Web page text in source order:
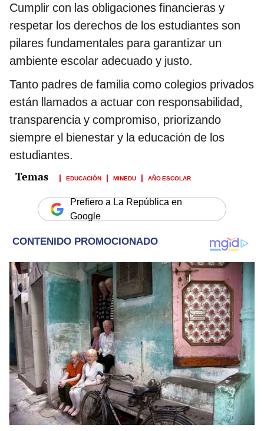
Cumplir con las obligaciones financieras y
respetar los derechos de los estudiantes son
pilares fundamentales para garantizar un
ambiente escolar adecuado y justo.
Tanto padres de familia como colegios privados
están llamados a actuar con responsabilidad,
transparencia y compromiso, priorizando
siempre el bienestar y la educación de los
estudiantes.
EDUCACIÓN MINEDU AÑO ESCOLAR
Prefiero a La República en
Google